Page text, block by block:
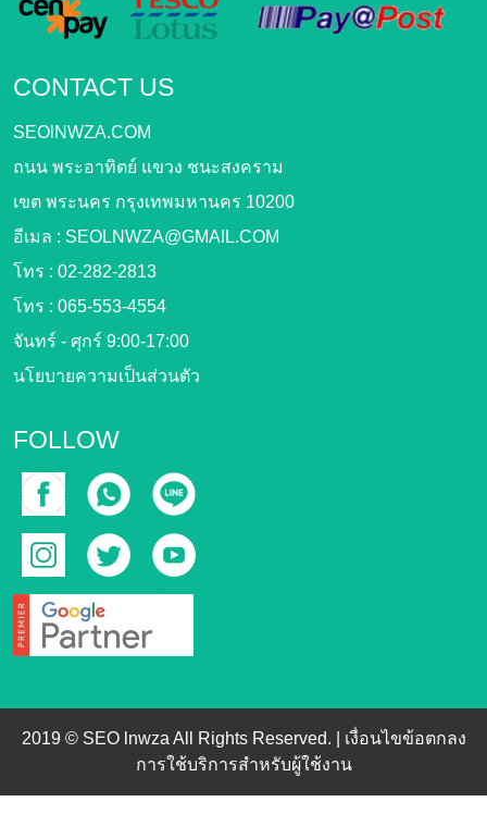
CONTACT US
SEOlNWZA.COM
ถนน พระอาทิตย์ แขวง ชนะสงคราม
เขต พระนคร กรุงเทพมหานคร 10200
อีเมล : SEOLNWZA@GMAIL.COM
โทร : 02-282-2813
โทร : 065-553-4554
จันทร์ - ศุกร์ 9:00-17:00
นโยบายความเป็นส่วนตัว
FOLLOW
2019 © SEO lnwza All Rights Reserved. | เงื่อนไขข้อตกลง
การใช้บริการสำหรับผู้ใช้งาน